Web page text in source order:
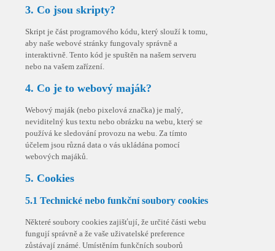
3. Co jsou skripty?
Skript je část programového kódu, který slouží k tomu,
aby naše webové stránky fungovaly správně a
interaktivně. Tento kód je spuštěn na našem serveru
nebo na vašem zařízení.
4. Co je to webový maják?
Webový maják (nebo pixelová značka) je malý,
neviditelný kus textu nebo obrázku na webu, který se
používá ke sledování provozu na webu. Za tímto
účelem jsou různá data o vás ukládána pomocí
webových majáků.
5. Cookies
5.1 Technické nebo funkční soubory cookies
Některé soubory cookies zajišťují, že určité části webu
fungují správně a že vaše uživatelské preference
zůstávají známé. Umístěním funkčních souborů